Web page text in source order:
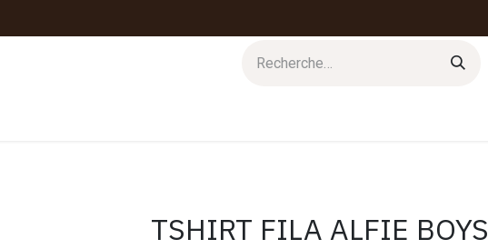
TSHIRT FILA ALFIE BOYS